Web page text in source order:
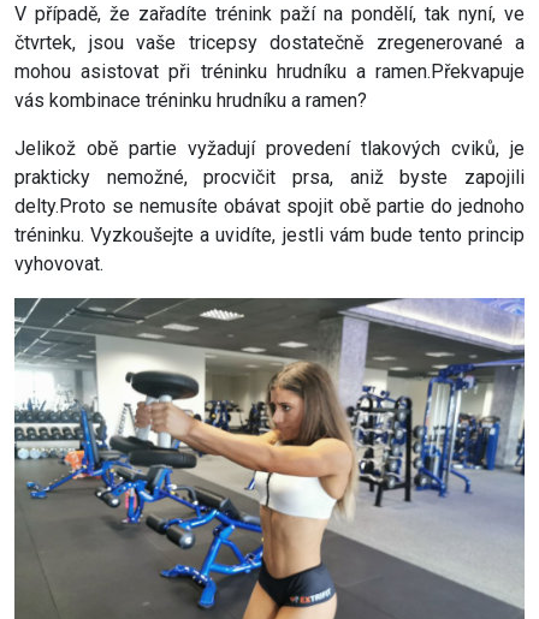
V případě, že zařadíte trénink paží na pondělí, tak nyní, ve
čtvrtek, jsou vaše tricepsy dostatečně zregenerované a
mohou asistovat při tréninku hrudníku a ramen.Překvapuje
vás kombinace tréninku hrudníku a ramen?
Jelikož obě partie vyžadují provedení tlakových cviků, je
prakticky nemožné, procvičit prsa, aniž byste zapojili
delty.Proto se nemusíte obávat spojit obě partie do jednoho
tréninku. Vyzkoušejte a uvidíte, jestli vám bude tento princip
vyhovovat.